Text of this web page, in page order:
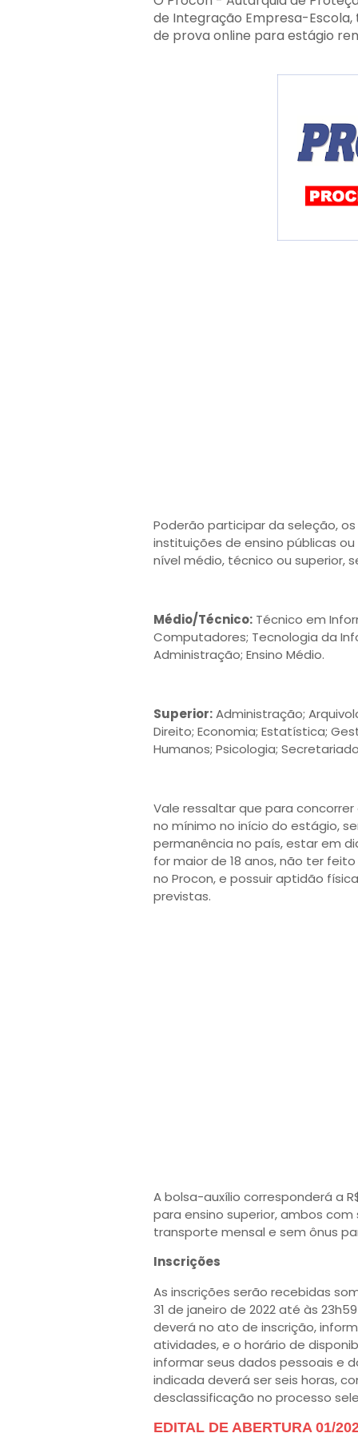
de Integração Empresa-
de prova online para estágio
Poderão participar da seleção,
instituições de ensino públicas
nível médio, técnico ou superior,
Médio/Técnico: Técnico em
Computadores; Tecnologia da
Administração; Ensino Médio.
Superior:Administração;
Direito; Economia; Estatística;
Humanos; Psicologia;
Vale ressaltar que para
no mínimo no início do estágio,
permanência no país, estar em
for maior de 18 anos, não ter
no Procon, e possuir aptidão
previstas.
A bolsa-auxílio corresponderá a
para ensino superior, ambos
transporte mensal e sem ônus
Inscrições
As inscrições serão recebidas
31 de janeiro de 2022 até às
deverá no ato de inscrição,
atividades, e o horário de
informar seus dados pessoais e
indicada deverá ser seis horas,
desclassificação no processo
EDITAL DE ABERTURA 01/